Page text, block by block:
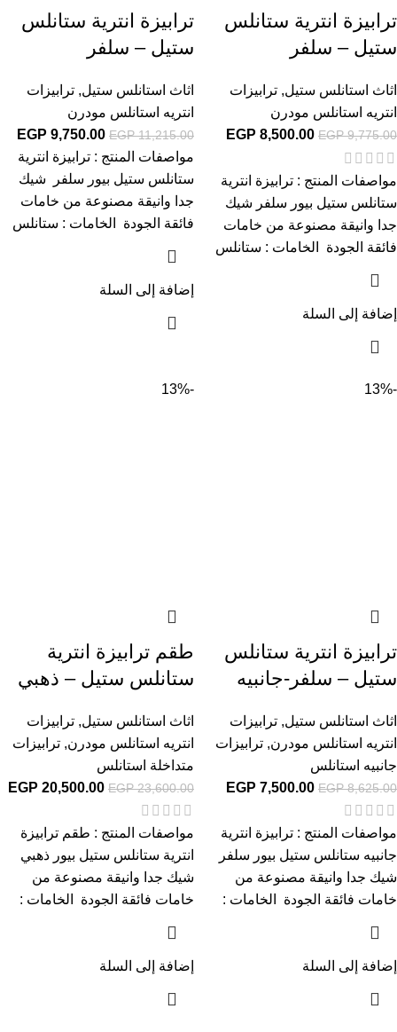
ترابيزة انترية ستانلس
ستيل – سلفر
اثاث استانلس ستيل, ترابيزات
انتريه استانلس مودرن
EGP9,775.00
EGP 8,500.00
مواصفات المنتج : ترابيزة انترية
ستانلس ستيل بيور سلفر شيك
جدا وانيقة مصنوعة من خامات
فائقة الجودة الخامات : ستانلس
إضافة إلى السلة
ترابيزة انترية ستانلس
ستيل – سلفر
اثاث استانلس ستيل, ترابيزات
انتريه استانلس مودرن
EGP11,215.00
EGP 9,750.00
مواصفات المنتج : ترابيزة انترية
ستانلس ستيل بيور سلفر شيك
جدا وانيقة مصنوعة من خامات
فائقة الجودة الخامات : ستانلس
إضافة إلى السلة
-13%
ترابيزة انترية ستانلس
ستيل – سلفر-جانبيه
اثاث استانلس ستيل, ترابيزات
انتريه استانلس مودرن, ترابيزات
جانبيه استانلس
EGP8,625.00
EGP 7,500.00
مواصفات المنتج : ترابيزة انترية
جانبيه ستانلس ستيل بيور سلفر
شيك جدا وانيقة مصنوعة من
خامات فائقة الجودة الخامات :
إضافة إلى السلة
-13%
طقم ترابيزة انترية
ستانلس ستيل – ذهبي
اثاث استانلس ستيل, ترابيزات
انتريه استانلس مودرن, ترابيزات
متداخلة استانلس
EGP23,600.00
EGP 20,500.00
مواصفات المنتج : طقم ترابيزة
انترية ستانلس ستيل بيور ذهبي
شيك جدا وانيقة مصنوعة من
خامات فائقة الجودة الخامات :
إضافة إلى السلة